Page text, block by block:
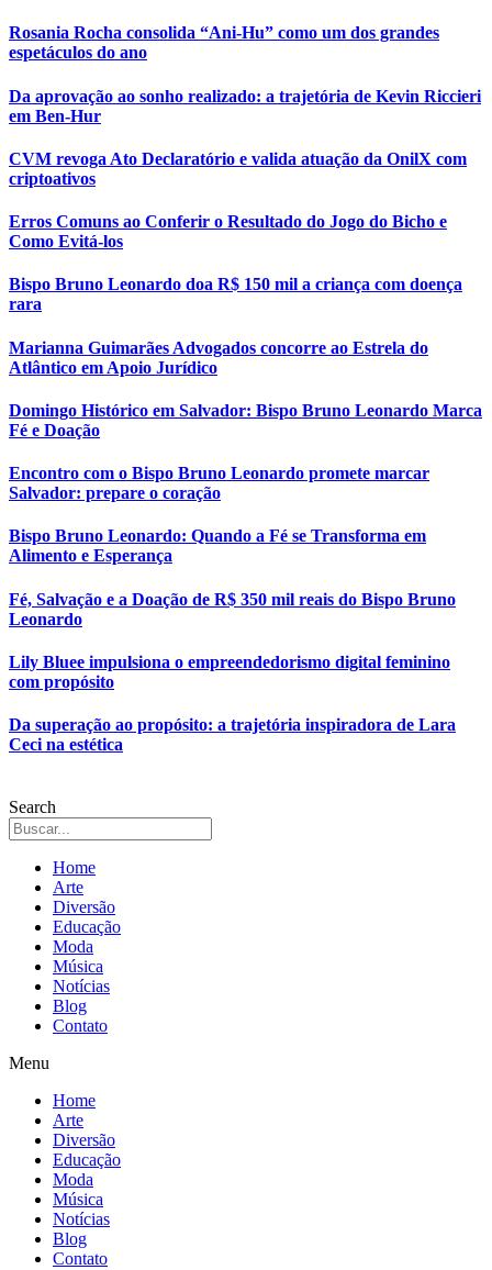
Rosania Rocha consolida “Ani-Hu” como um dos grandes
espetáculos do ano
Da aprovação ao sonho realizado: a trajetória de Kevin Riccieri
em Ben-Hur
CVM revoga Ato Declaratório e valida atuação da OnilX com
criptoativos
Erros Comuns ao Conferir o Resultado do Jogo do Bicho e
Como Evitá-los
Bispo Bruno Leonardo doa R$ 150 mil a criança com doença
rara
Marianna Guimarães Advogados concorre ao Estrela do
Atlântico em Apoio Jurídico
Domingo Histórico em Salvador: Bispo Bruno Leonardo Marca
Fé e Doação
Encontro com o Bispo Bruno Leonardo promete marcar
Salvador: prepare o coração
Bispo Bruno Leonardo: Quando a Fé se Transforma em
Alimento e Esperança
Fé, Salvação e a Doação de R$ 350 mil reais do Bispo Bruno
Leonardo
Lily Bluee impulsiona o empreendedorismo digital feminino
com propósito
Da superação ao propósito: a trajetória inspiradora de Lara
Ceci na estética
Search
Home
Arte
Diversão
Educação
Moda
Música
Notícias
Blog
Contato
Menu
Home
Arte
Diversão
Educação
Moda
Música
Notícias
Blog
Contato